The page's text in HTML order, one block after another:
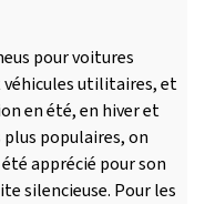
pour voitures
véhicules utilitaires, et
en été, en hiver et
populaires, on
apprécié pour son
silencieuse. Pour les